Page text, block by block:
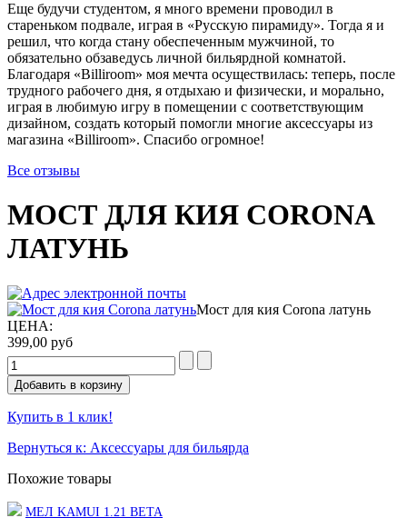
Еще будучи студентом, я много времени проводил в
стареньком подвале, играя в «Русскую пирамиду». Тогда я и
решил, что когда стану обеспеченным мужчиной, то
обязательно обзаведусь личной бильярдной комнатой.
Благодаря «Billiroom» моя мечта осуществилась: теперь, после
трудного рабочего дня, я отдыхаю и физически, и морально,
играя в любимую игру в помещении с соответствующим
дизайном, создать который помогли многие аксессуары из
магазина «Billiroom». Спасибо огромное!
Все отзывы
МОСТ ДЛЯ КИЯ CORONA
ЛАТУНЬ
Мост для кия Corona латунь
ЦЕНА:
399,00 руб
Купить в 1 клик!
Вернуться к: Аксессуары для бильярда
Похожие товары
МЕЛ KAMUI 1.21 BETA